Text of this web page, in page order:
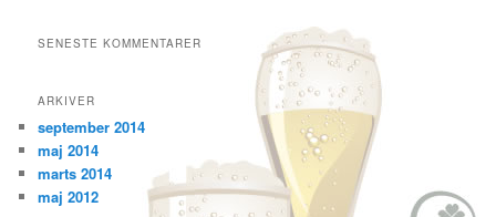
SENESTE KOMMENTARER
ARKIVER
september 2014
maj 2014
marts 2014
maj 2012